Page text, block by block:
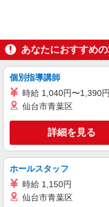
＜茨
≫≪週
通費全
茨
キープ
株式会社kotrio /●KT-H-
沢良
希少
時
あなたにおすすめ
個別指導講師
時給 1,040円〜1,390円
仙台市青葉区
詳細を見る
ホールスタッフ
時給 1,150円
仙台市青葉区